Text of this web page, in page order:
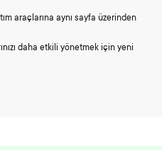
araçlarına aynı sayfa üzerinden
daha etkili yönetmek için yeni